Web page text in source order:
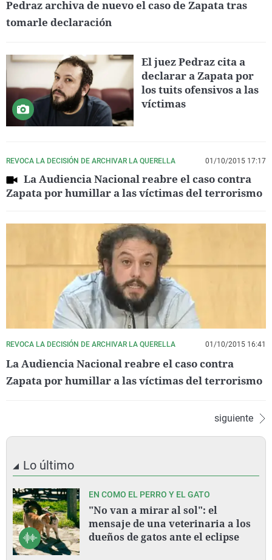
Pedraz archiva de nuevo el caso de Zapata tras
tomarle declaración
El juez Pedraz cita a
declarar a Zapata por
los tuits ofensivos a las
víctimas
REVOCA LA DECISIÓN DE ARCHIVAR LA QUERELLA 01/10/2015 17:17
La Audiencia Nacional reabre el caso contra
Zapata por humillar a las víctimas del terrorismo
REVOCA LA DECISIÓN DE ARCHIVAR LA QUERELLA 01/10/2015 16:41
La Audiencia Nacional reabre el caso contra
Zapata por humillar a las víctimas del terrorismo
siguiente
Lo último
EN COMO EL PERRO Y EL GATO
"No van a mirar al sol": el
mensaje de una veterinaria a los
dueños de gatos ante el eclipse